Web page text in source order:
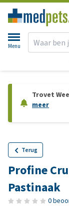
Menu
Trovet
meer
Terug
Profine
Pastinaak
0